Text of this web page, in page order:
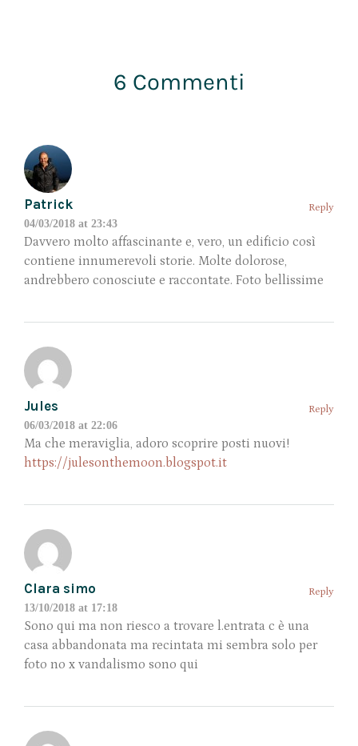
6 Commenti
Patrick
04/03/2018 at 23:43
Reply
Davvero molto affascinante e, vero, un edificio così
contiene innumerevoli storie. Molte dolorose,
andrebbero conosciute e raccontate. Foto bellissime
Jules
06/03/2018 at 22:06
Reply
Ma che meraviglia, adoro scoprire posti nuovi!
https://julesonthemoon.blogspot.it
Clara simo
13/10/2018 at 17:18
Reply
Sono qui ma non riesco a trovare l.entrata c è una
casa abbandonata ma recintata mi sembra solo per
foto no x vandalismo sono qui